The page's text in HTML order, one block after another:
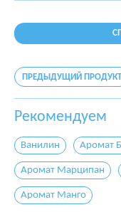
ПРЕДЫДУЩИЙ ПРОДУКТ
Рекомендуем
Ванилин Аромат
Аромат Марципан
Аромат Манго